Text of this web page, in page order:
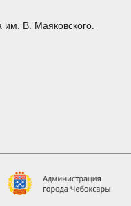
им. В. Маяковского.